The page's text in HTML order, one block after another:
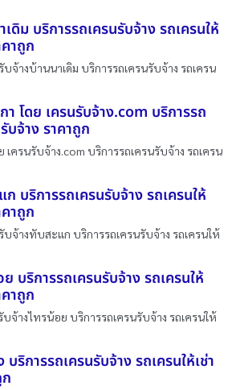
ดิม บริการรถเครนรับจ้าง รถเครนให้
คาถูก
จ้างบ้านนาเดิม บริการรถเครนรับจ้าง รถเครน
า โดย เครนรับจ้าง.com บริการรถ
บจ้าง ราคาถูก
เครนรับจ้าง.com บริการรถเครนรับจ้าง รถเครน
บริการรถเครนรับจ้าง รถเครนให้
คาถูก
บจ้างทับสะแก บริการรถเครนรับจ้าง รถเครนให้
บริการรถเครนรับจ้าง รถเครนให้
คาถูก
บจ้างไทรน้อย บริการรถเครนรับจ้าง รถเครนให้
ริการรถเครนรับจ้าง รถเครนให้เช่า